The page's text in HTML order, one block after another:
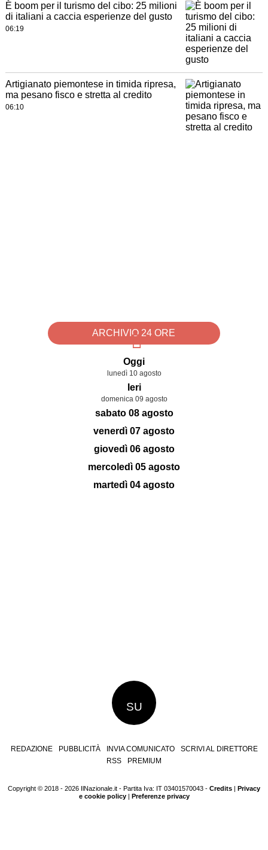
È boom per il turismo del cibo: 25 milioni
di italiani a caccia esperienze del gusto
06:19
Artigianato piemontese in timida ripresa,
ma pesano fisco e stretta al credito
06:10
ARCHIVIO 24 ORE
Oggi
lunedì 10 agosto
Ieri
domenica 09 agosto
sabato 08 agosto
venerdì 07 agosto
giovedì 06 agosto
mercoledì 05 agosto
martedì 04 agosto
SU
REDAZIONE PUBBLICITÀ INVIA COMUNICATO
SCRIVI AL DIRETTORE
RSS
PREMIUM
Copyright © 2018 - 2026 IlNazionale.it - Partita Iva: IT 03401570043 - Credits | Privacy
e cookie policy| Preferenze privacy